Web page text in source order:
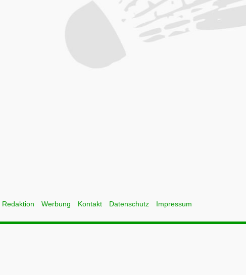
Redaktion Werbung Kontakt Datenschutz Impressum